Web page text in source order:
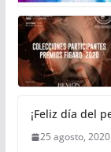
¡Feliz día del
25 agosto, 2020